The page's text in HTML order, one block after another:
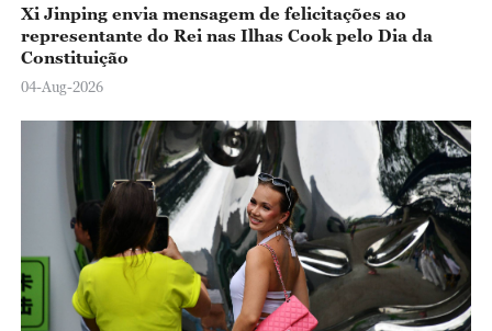
Xi Jinping envia mensagem de felicitações ao
representante do Rei nas Ilhas Cook pelo Dia da
Constituição
04-Aug-2026